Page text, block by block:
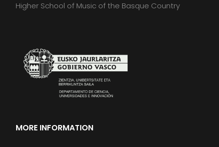
Higher School of Music of the Basque Country
MORE INFORMATION